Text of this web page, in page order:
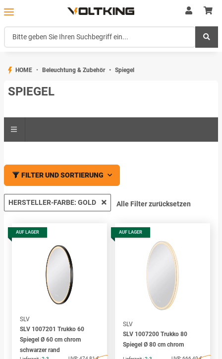
HOME Beleuchtung & Zubehör Spiegel
SPIEGEL
FILTER UND SORTIERUNG
HERSTELLER-FARBE: GOLD Alle Filter zurücksetzen
AUF LAGER
SLV
SLV 1007201 Trukko 60
Spiegel Ø 60 cm chrom
schwarzer rand
AUF LAGER
SLV
SLV 1007200 Trukko 80
Spiegel Ø 80 cm chrom